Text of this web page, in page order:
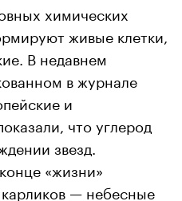
химических
живые клетки,
В недавнем
в журнале
и
что углерод
звезд.
«жизни»
— небесные